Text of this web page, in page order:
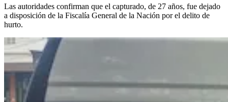
Las autoridades confirman que el capturado, de 27 años, fue dejado
a disposición de la Fiscalía General de la Nación por el delito de
hurto.